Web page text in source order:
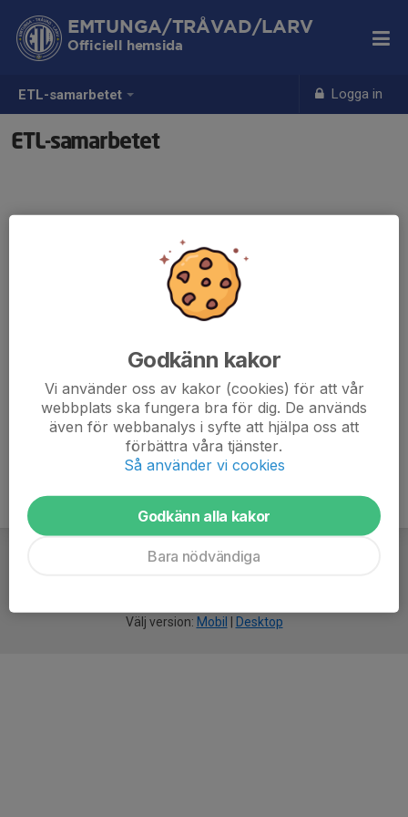
ETL-samarbetet Logga in
EMTUNGA/TRÅVAD/LARV
Officiell hemsida
ETL-samarbetet
Välj version: Mobil Desktop
Godkänn kakor
Vi använder oss av kakor (cookies) för att vår
webbplats ska fungera bra för dig. De används
även för webbanalys i syfte att hjälpa oss att
förbättra våra tjänster.
Så använder vi cookies
Godkänn alla kakor
Bara nödvändiga